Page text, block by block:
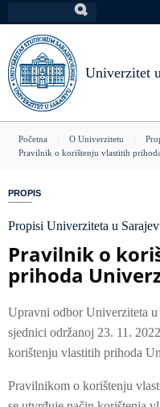
na
glavni
sadržaj
Univerzitet
You
here
Početna O Univerzitetu
Pravilnik o korištenju vlastitih
PROPIS
Propisi Univerziteta u
Pravilnik o
prihoda
Upravni odbor Univerziteta
sjednici održanoj 23. 11.
korištenju vlastitih prihoda
Pravilnikom o korištenju